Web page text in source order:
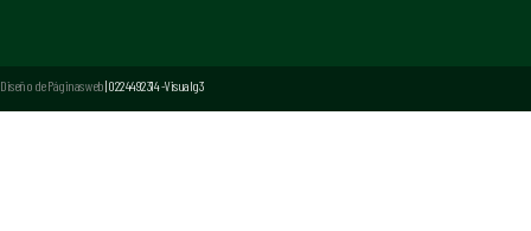
Diseño de Páginas web| 0224492314 -Visualg3